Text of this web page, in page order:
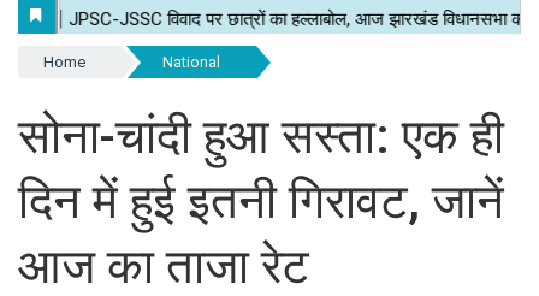
Home National
सोना-चांदी हुआ सस्ता: एक ही
दिन में हुई इतनी गिरावट, जानें
आज का ताजा रेट